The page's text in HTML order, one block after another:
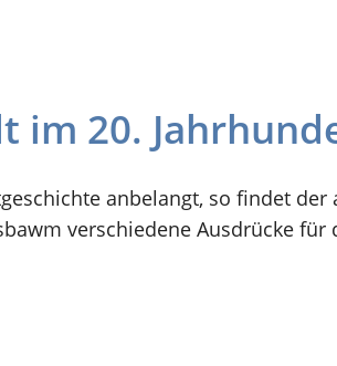
im 20.
anbelangt, so findet der
verschiedene Ausdrücke für